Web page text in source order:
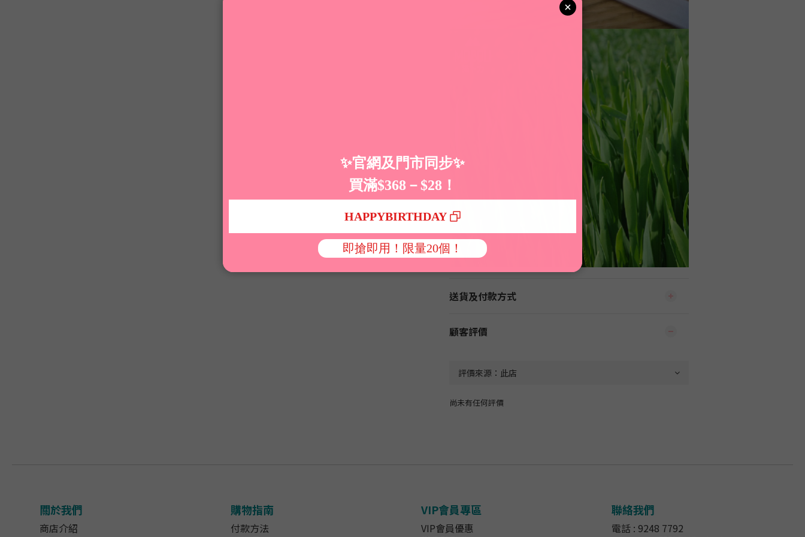
送貨及付款方式
顧客評價
尚未有任何評價
關於我們
商店介紹
購物指南
付款方法
VIP會員專區
VIP會員優惠
聯絡我們
電話 : 9248 7792